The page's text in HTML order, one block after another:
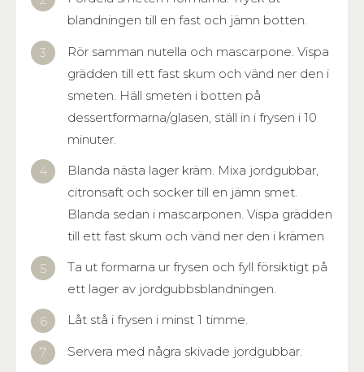
blandningen till en fast och jämn botten.
Rör samman nutella och mascarpone. Vispa
grädden till ett fast skum och vänd ner den i
smeten. Häll smeten i botten på
dessertformarna/glasen, ställ in i frysen i 10
minuter.
Blanda nästa lager kräm. Mixa jordgubbar,
citronsaft och socker till en jämn smet.
Blanda sedan i mascarponen. Vispa grädden
till ett fast skum och vänd ner den i krämen
Ta ut formarna ur frysen och fyll försiktigt på
ett lager av jordgubbsblandningen.
Låt stå i frysen i minst 1 timme.
Servera med några skivade jordgubbar.